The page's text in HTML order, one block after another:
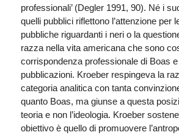
professionali’ (Degler 1991, 90). Né i
quelli pubblici riflettono l’attenzione per
pubbliche riguardanti i neri o la
razza nella vita americana che sono
corrispondenza professionale di Boas
pubblicazioni. Kroeber respingeva la
categoria analitica con tanta
quanto Boas, ma giunse a questa
teoria e non l’ideologia. Kroeber
obiettivo è quello di promuovere